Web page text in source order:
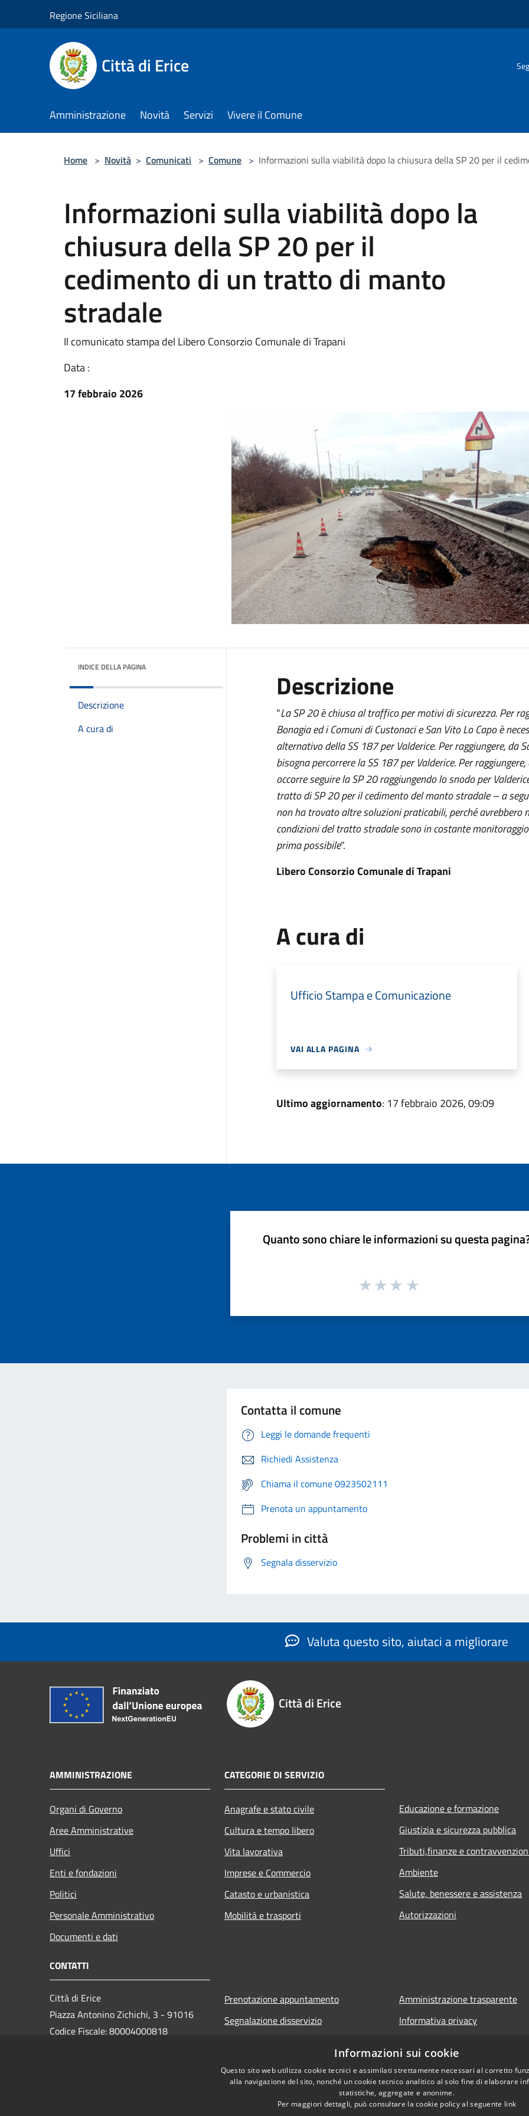
Regione Siciliana
Città di Erice
Amministrazione Novità Servizi Vivere il Comune
Home > Novità > Comunicati > Comune > Informazioni sulla viabilità dopo la chiusura della SP 20 per il
Informazioni sulla viabilità dopo la
chiusura della SP 20 per il
cedimento di un tratto di manto
stradale
Il comunicato stampa del Libero Consorzio Comunale di Trapani
Data :
17 febbraio 2026
INDICE DELLA PAGINA
Descrizione
A cura di
Descrizione
"La SP 20 è chiusa al traffico per motivi di sicurezza. Per
Bonagia ed i Comuni di Custonaci e San Vito Lo Capo è
alternativo della SS 187 per Valderice. Per raggiungere, da
bisogna percorrere la SS 187 per Valderice. Per
occorre seguire la SP 20 raggiungendo lo snodo per
tratto di SP 20 per il cedimento del manto stradale – a
non ha trovato altre soluzioni praticabili, perché avrebbero
condizioni del tratto stradale sono in costante
prima possibile".
Libero Consorzio Comunale di Trapani
A cura di
Ufficio Stampa e Comunicazione
VAI ALLA PAGINA
Ultimo aggiornamento: 17 febbraio 2026, 09:09
Quanto sono chiare le informazioni su questa
Contatta il comune
Leggi le domande frequenti
Richiedi Assistenza
Chiama il comune 0923502111
Prenota un appuntamento
Problemi in città
Segnala disservizio
Valuta questo sito, aiutaci a migliorare
Città di Erice
AMMINISTRAZIONE
Organi di Governo
Aree Amministrative
Uffici
Enti e fondazioni
Politici
Personale Amministrativo
Documenti e dati
CATEGORIE DI SERVIZIO
Anagrafe e stato civile
Cultura e tempo libero
Vita lavorativa
Imprese e Commercio
Catasto e urbanistica
Mobilità e trasporti
Educazione e formazione
Giustizia e sicurezza pubblica
Tributi,finanze e
Ambiente
Salute, benessere e assistenza
Autorizzazioni
CONTATTI
Città di Erice
Piazza Antonino Zichichi, 3 - 91016
Codice Fiscale: 80004000818
Prenotazione appuntamento
Segnalazione disservizio
Amministrazione trasparente
Informativa privacy
Informazioni sui cookie
Questo sito web utilizza cookie tecnici e assimilati strettamente necessari al corretto
alla navigazione del sito, nonché un cookie tecnico analitico al solo fine di elaborare
statistiche, aggregate e anonime.
Per maggiori dettagli, può consultare la cookie policy al seguente link